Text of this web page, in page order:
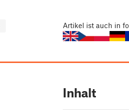
Artikel ist auch in
Inhalt